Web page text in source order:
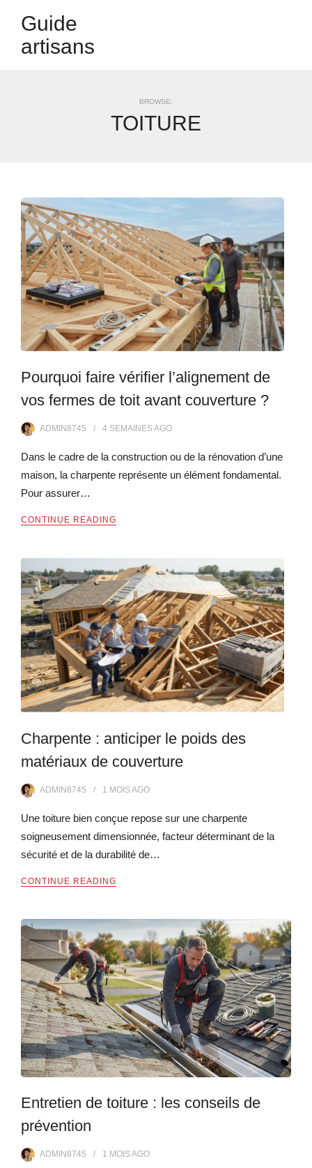
Guide
artisans
BROWSE:
TOITURE
Pourquoi faire vérifier l’alignement de
vos fermes de toit avant couverture ?
ADMIN8745 4 SEMAINESAGO
Dans le cadre de la construction ou de la rénovation d’une
maison, la charpente représente un élément fondamental.
Pour assurer…
CONTINUE READING
Charpente : anticiper le poids des
matériaux de couverture
ADMIN8745 1 MOISAGO
Une toiture bien conçue repose sur une charpente
soigneusement dimensionnée, facteur déterminant de la
sécurité et de la durabilité de…
CONTINUE READING
Entretien de toiture : les conseils de
prévention
ADMIN8745 1 MOISAGO